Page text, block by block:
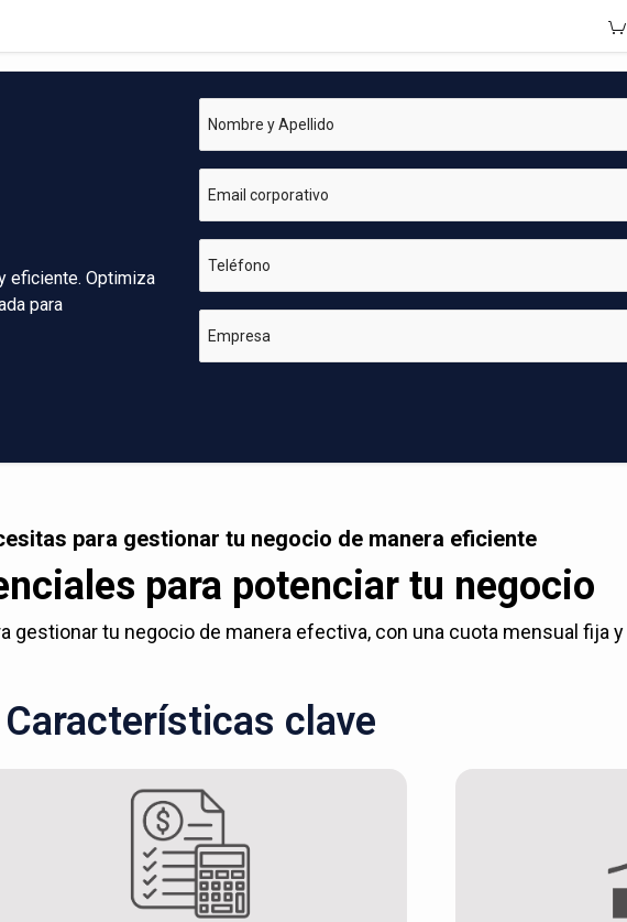
eficiente. Optimiza
para
Nombre y Apellido
Email corporativo
Teléfono
Empresa
para gestionar tu negocio de manera eficiente
para potenciar tu negocio
gestionar tu negocio de manera efectiva, con una cuota mensual fija
Características clave